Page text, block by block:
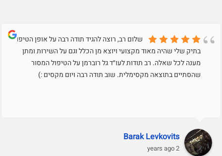
שלום רב, רוצה להגיד תודה רבה על אופן הטיפול
בתיק שלי שהיה מאוד מקצועי ויוצא מן הכלל וגם על השירות ומתן
מענה לכל שאלה. רב תודות לעו״ד גל רוברמן על הטיפול המסור
שהסתיים בתוצאה מקסימלית. שוב תודה רבה ויום מקסים :)
Barak Levkovits
2 years ago